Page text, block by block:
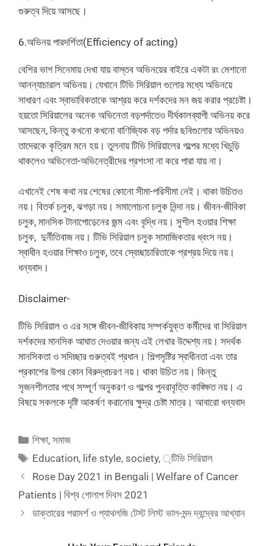
গুরুত্ব দিয়ে আসছে।
6.অভিনয় পারদর্শিতা(Efficiency of acting)
বেশির ভাগ সিনেমায় দেখা যায় বাস্তব অভিনয়ের বাইরে একটা রং মেশানো
আনন্যাচারাল অভিনয়। যেখানে টিভি সিরিয়াল গুলোর মধ্যে অভিনয়ে
সাধারণ এবং স্বাভাবিকতাকে আশ্রয় করে দর্শকদের মন জয় করার প্রচেষ্টা।
হয়তো সিরিয়ালের অনেক অভিনেতা বড়পর্দাতেও দীর্ঘকালব্যাপী অভিনয় করে
আসছেন, কিন্তু কখনো কখনো বাণিজ্যিক বড় পর্দার ছবিগুলোর অভিনয়ও
তাদেরকে কৃত্রিম মনে হয়। তুলনায় টিভি সিরিয়ালের গল্পের মধ্যে খিচুড়ি
থাকলেও অভিনেতা-অভিনেত্রীদের প্রশংসা না করে পারা যায় না।
এখানেই শেষ কথা নয় শেষের কোনো সীমা-পরিসীমা নেই। থাকা উচিতও
নয়। বিতর্ক চলুক, ঝগড়া নয়। সমালোচনা চলুক নিন্দা নয়। জীবন-জীবিকা
চলুক, মানসিক টানাপোড়েনের জন্ম এবং বৃদ্ধি নয়। সুশীল হওয়ার শিক্ষা
চলুক, দুর্নীতিবাজ নয়। টিভি সিরিয়াল চলুক সামাজিকতার ধ্বংস নয়।
স্বাধীন হওয়ার শিক্ষাও চলুক, তবে স্বেচ্ছাচারিতাকে প্রশ্রয় দিয়ে নয়।
ধন্যবাদ।
Disclaimer-
টিভি সিরিয়াল ও এর সঙ্গে জীবন-জীবিকায় সম্পর্কযুক্ত কর্মীদের বা সিরিয়াল
দর্শকদের মানসিক আঘাত দেওয়ার জন্য এই লেখার উদ্দেশ্য নয়। সদর্থক
মানসিকতা ও সদিচ্ছার গুরুত্বই প্রধান। শিল্পসৃষ্টির স্বাধীনতা এবং তার
প্রকাশের উপর কোন বিরুদ্ধাচরণ নয়। থাকা উচিত নয়। কিন্তু
সৃজনশীলতার পথে সম্পূর্ণ অনুকরণ ও গল্পের পুনরাবৃত্তি কাঙ্ক্ষিত নয়। এ
বিষয়ে সকলকে দৃষ্টি আকর্ষণ করানোর ক্ষুদ্র চেষ্টা মাত্র। আবারো ধন্যবাদ
Categories
শিক্ষা,সমাজ
Tags
Education, life style, society,্টিভি সিরিয়াল
Rose Day 2021 in Bengali | Welfare of Cancer
Patients | বিশ্ব গোলাপ দিবস 2021
ডাক্তারের পরামর্শ ও প্যাথলজি টেস্ট লিস্ট ভাল-মন্দ দ্বন্দ্বের আখ্যান